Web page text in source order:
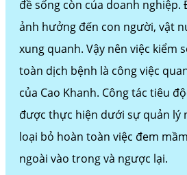
đề sống còn của doanh
ảnh hưởng đến con người, vật
xung quanh. Vậy nên việc kiểm
toàn dịch bệnh là công việc
của Cao Khanh. Công tác tiêu
được thực hiện dưới sự quản lý
loại bỏ hoàn toàn việc đem
ngoài vào trong và ngược lại.